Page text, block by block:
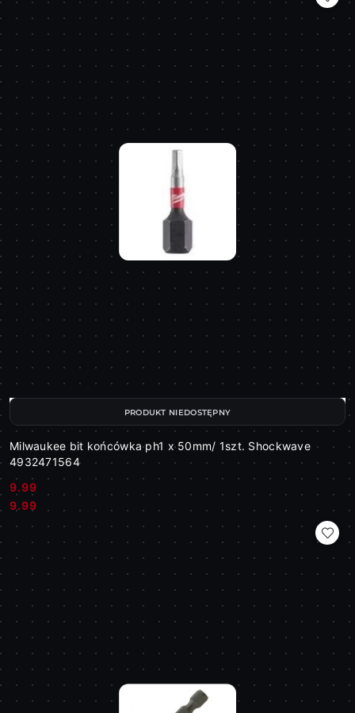
Milwaukee bit końcówka ph1 x 50mm/ 1szt. Shockwave
4932471564
Cena:
9.99
Cena:
9.99
PRODUKT NIEDOSTĘPNY